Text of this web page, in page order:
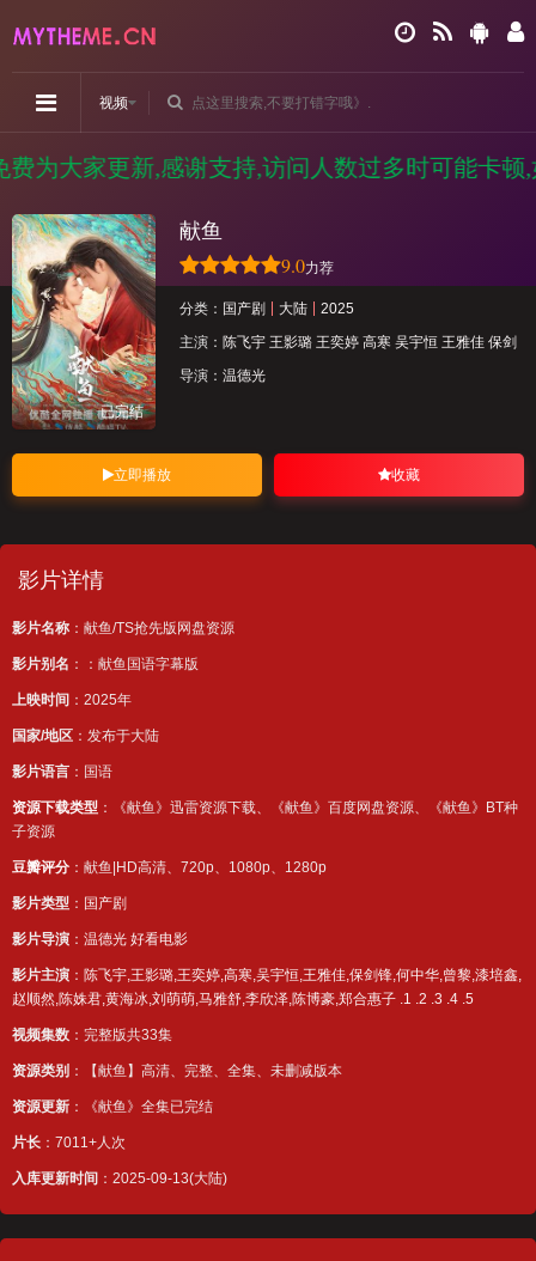
视频
家更新,感谢支持,访问人数过多时可能卡顿,如
已完结
献鱼
9.0力荐
分类： 国产剧 大陆
2025
主演： 陈飞宇 王影璐 王奕婷 高寒 吴宇恒 王雅佳 保剑
导演： 温德光
立即播放 收藏
影片详情
影片名称 ：献鱼/TS抢先版网盘资源
影片别名 ：：献鱼国语字幕版
上映时间 ：2025年
国家/地区 ：发布于大陆
影片语言 ：国语
资源下载类型 ：《献鱼》迅雷资源下载、《献鱼》百度网盘资源、《献鱼》BT种
子资源
豆瓣评分 ：献鱼|HD高清、720p、1080p、1280p
影片类型 ： 国产剧
影片导演 ： 温德光 好看电影
影片主演 ： 陈飞宇,王影璐,王奕婷,高寒,吴宇恒,王雅佳,保剑锋,何中华,曾黎,漆培鑫,
赵顺然,陈姝君,黄海冰,刘萌萌,马雅舒,李欣泽,陈博豪,郑合惠子 .1 .2 .3 .4 .5
视频集数 ：完整版共33集
资源类别 ：【献鱼】高清、完整、全集、未删减版本
资源更新 ：《献鱼》全集已完结
片长 ：7011+人次
入库更新时间 ：2025-09-13(大陆)